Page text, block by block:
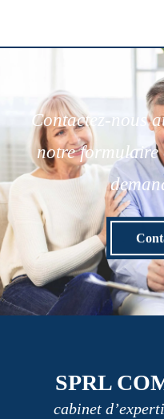
Contactez-nous
notre formulaire
SPRL
cabinet